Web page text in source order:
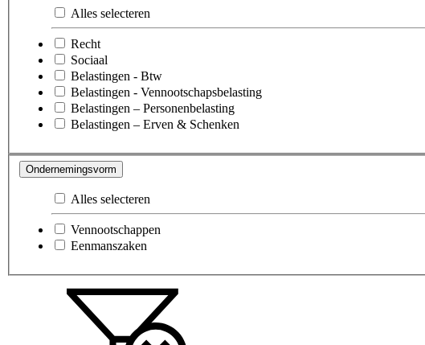
Alles selecteren
Recht
Sociaal
Belastingen - Btw
Belastingen - Vennootschapsbelasting
Belastingen – Personenbelasting
Belastingen – Erven & Schenken
Ondernemingsvorm
Alles selecteren
Vennootschappen
Eenmanszaken